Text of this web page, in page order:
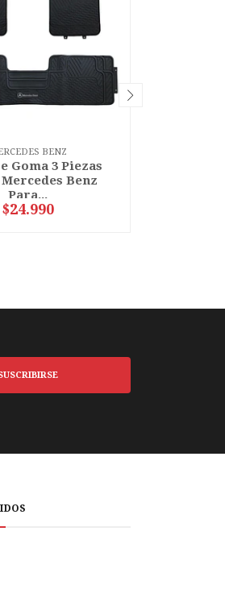
BENZ
Goma 3 Piezas
Benz
Para...
OPCIONES
$24.990